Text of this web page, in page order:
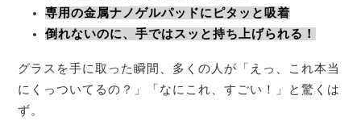
専用の金属ナノゲルパッドにピタッと吸着
倒れないのに、手ではスッと持ち上げられる！
グラスを手に取った瞬間、多くの人が「えっ、これ本当
にくっついてるの？」「なにこれ、すごい！」と驚くは
ず。